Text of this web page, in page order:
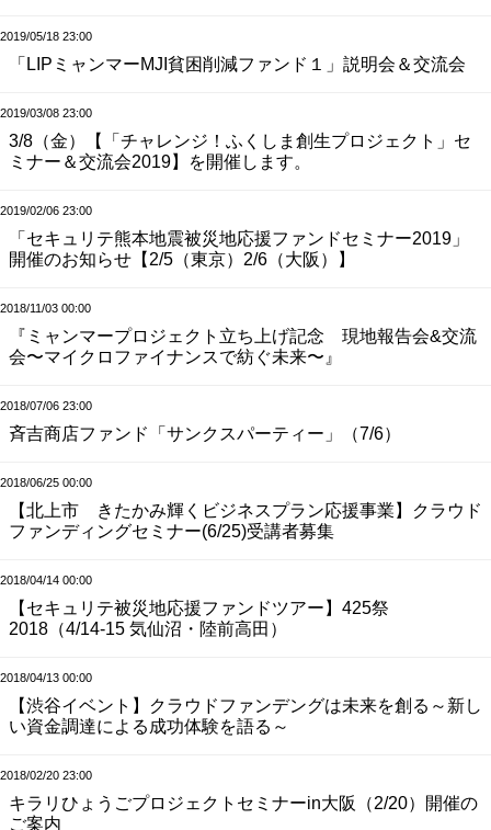
2019/05/18 23:00
「LIPミャンマーMJI貧困削減ファンド１」説明会＆交流会
2019/03/08 23:00
3/8（金）【「チャレンジ！ふくしま創生プロジェクト」セ
ミナー＆交流会2019】を開催します。
2019/02/06 23:00
「セキュリテ熊本地震被災地応援ファンドセミナー2019」
開催のお知らせ【2/5（東京）2/6（大阪）】
2018/11/03 00:00
『ミャンマープロジェクト立ち上げ記念 現地報告会&交流
会〜マイクロファイナンスで紡ぐ未来〜』
2018/07/06 23:00
斉吉商店ファンド「サンクスパーティー」（7/6）
2018/06/25 00:00
【北上市 きたかみ輝くビジネスプラン応援事業】クラウド
ファンディングセミナー(6/25)受講者募集
2018/04/14 00:00
【セキュリテ被災地応援ファンドツアー】425祭
2018（4/14-15 気仙沼・陸前高田）
2018/04/13 00:00
【渋谷イベント】クラウドファンデングは未来を創る～新し
い資金調達による成功体験を語る～
2018/02/20 23:00
キラリひょうごプロジェクトセミナーin大阪（2/20）開催の
ご案内